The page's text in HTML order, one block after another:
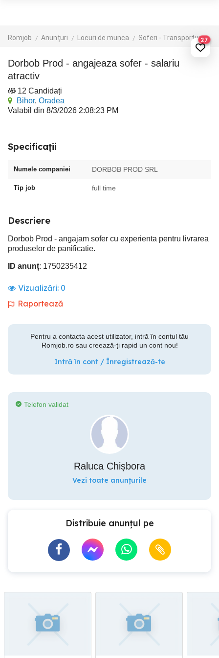
Romjob Anunțuri Locuri de munca Soferi - Transporturi27
Dorbob Prod - angajeaza sofer - salariu
atractiv
12 Candidați
Bihor, Oradea
Valabil din 8/3/2026 2:08:23 PM
Specificații
Numele companiei DORBOB PROD SRL
Tip job full time
Descriere
Dorbob Prod - angajam sofer cu experienta pentru livrarea
produselor de panificatie.
ID anunț: 1750235412
Vizualizări: 0
Raportează
Pentru a contacta acest utilizator, intră în contul tău
Romjob.ro sau creează-ți rapid un cont nou!
Intră în cont / Înregistrează-te
Telefon validat
Raluca Chișbora
Vezi toate anunțurile
Distribuie anunțul pe